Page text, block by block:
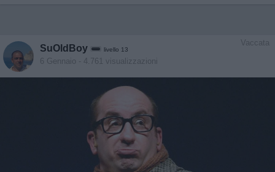
Vaccata
SuOldBoy livello 13
6 Gennaio - 4.761 visualizzazioni